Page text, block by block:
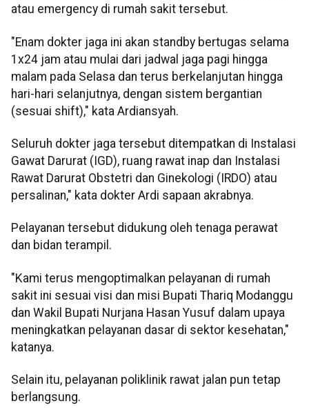
atau emergency di rumah sakit tersebut.
"Enam dokter jaga ini akan standby bertugas selama
1x24 jam atau mulai dari jadwal jaga pagi hingga
malam pada Selasa dan terus berkelanjutan hingga
hari-hari selanjutnya, dengan sistem bergantian
(sesuai shift)," kata Ardiansyah.
Seluruh dokter jaga tersebut ditempatkan di Instalasi
Gawat Darurat (IGD), ruang rawat inap dan Instalasi
Rawat Darurat Obstetri dan Ginekologi (IRDO) atau
persalinan," kata dokter Ardi sapaan akrabnya.
Pelayanan tersebut didukung oleh tenaga perawat
dan bidan terampil.
"Kami terus mengoptimalkan pelayanan di rumah
sakit ini sesuai visi dan misi Bupati Thariq Modanggu
dan Wakil Bupati Nurjana Hasan Yusuf dalam upaya
meningkatkan pelayanan dasar di sektor kesehatan,"
katanya.
Selain itu, pelayanan poliklinik rawat jalan pun tetap
berlangsung.